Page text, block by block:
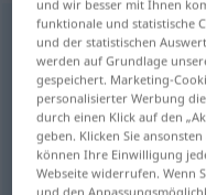
incontinente
Übersicht aller
(Für mehr Details die
hemmungslos,
und wir besser mit Ihnen
funktionale und statistische
und der statistischen
werden auf Grundlage
gespeichert. Marketing-
personalisierter Werbung
durch einen Klick auf den
geben. Klicken Sie
können Ihre Einwilligung
Webseite widerrufen. Wenn
und den